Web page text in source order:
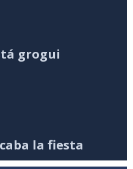
grogui
la fiesta